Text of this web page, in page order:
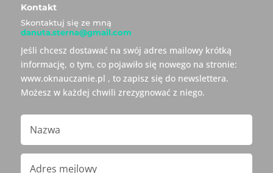
Kontakt
Skontaktuj się ze mną
danuta.sterna@gmail.com
Jeśli chcesz dostawać na swój adres mailowy krótką
informację, o tym, co pojawiło się nowego na stronie:
www.oknauczanie.pl , to zapisz się do newslettera.
Możesz w każdej chwili zrezygnować z niego.